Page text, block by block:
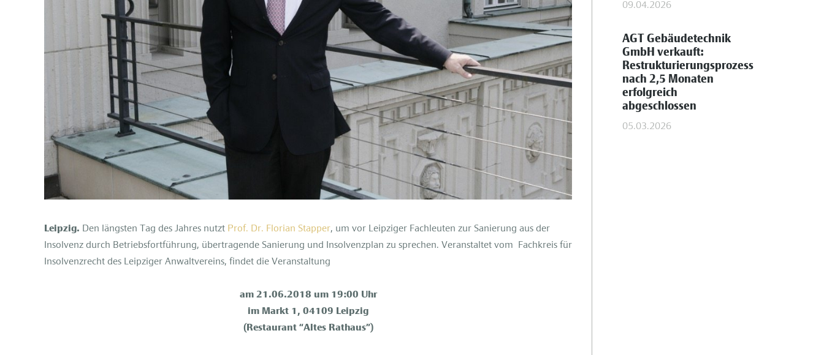
Leipzig. Den längsten Tag des Jahres nutzt Prof. Dr. Florian Stapper, um vor Leipziger Fachleuten zur Sanierung aus der
Insolvenz durch Betriebsfortführung, übertragende Sanierung und Insolvenzplan zu sprechen. Veranstaltet vom Fachkreis für
Insolvenzrecht des Leipziger Anwaltvereins, findet die Veranstaltung
am 21.06.2018 um 19:00 Uhr
im Markt 1, 04109 Leipzig
(Restaurant “Altes Rathaus”)
09.04.2026
AGT Gebäudetechnik
GmbH verkauft:
Restrukturierungsprozess
nach 2,5 Monaten
erfolgreich
abgeschlossen
05.03.2026